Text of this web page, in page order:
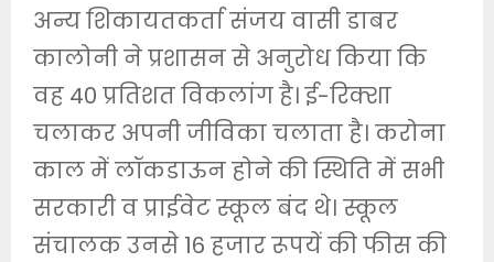
अन्य शिकायतकर्ता संजय वासी डाबर
कालोनी ने प्रशासन से अनुरोध किया कि
वह 40 प्रतिशत विकलांग है। ई-रिक्शा
चलाकर अपनी जीविका चलाता है। करोना
काल में लॉकडाऊन होने की स्थिति में सभी
सरकारी व प्राईवेट स्कूल बंद थे। स्कूल
संचालक उनसे 16 हजार रूपयें की फीस की